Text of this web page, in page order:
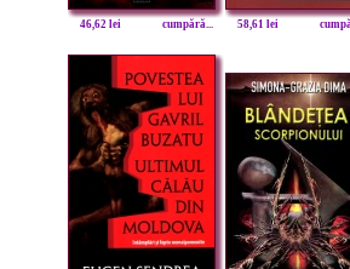
46,62 lei cumpără... 58,61 lei